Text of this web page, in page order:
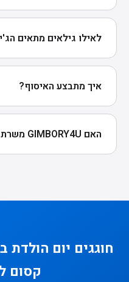
כן. כל סט עובר ניקוי
אליכם נקי ובמצב
לאילו גילאים מתאים
תנועה בסביבה מוגנת
איך מתבצע האיסוף?
איסוף עצמי מקריית
האם GIMBORY4U משרת גם את אזור גדרה?
חוגגים יום הולדת
קסום